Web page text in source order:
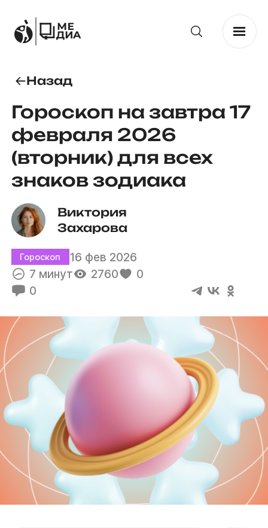
Назад
Гороскоп на завтра 17
февраля 2026
(вторник) для всех
знаков зодиака
Виктория
Захарова
Гороскоп
16 фев 2026
7 минут
2760
0
0